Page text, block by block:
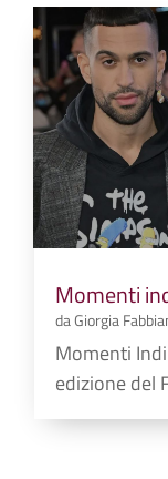
Momenti
daGiorgia
Momenti
edizione del